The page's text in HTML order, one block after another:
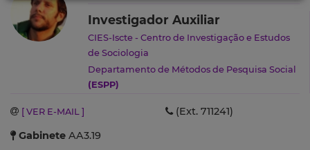
Investigador Auxiliar
CIES-Iscte - Centro de Investigação e Estudos
de Sociologia
Departamento de Métodos de Pesquisa Social
(ESPP)
[ VER E-MAIL ]
(Ext. 711241)
Gabinete AA3.19